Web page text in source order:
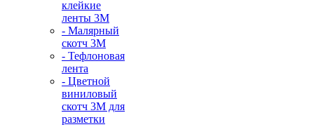
клейкие
ленты 3М
- Малярный
скотч 3М
- Тефлоновая
лента
- Цветной
виниловый
скотч 3М для
разметки